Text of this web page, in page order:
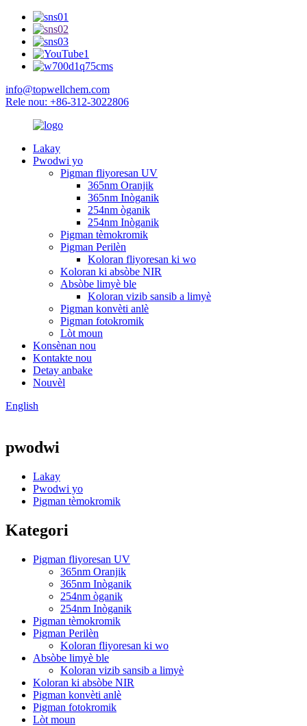
info@topwellchem.com
Rele nou: +86-312-3022806
Lakay
Pwodwi yo
Pigman fliyoresan UV
365nm Oranjik
365nm Inòganik
254nm òganik
254nm Inòganik
Pigman tèmokromik
Pigman Perilèn
Koloran fliyoresan ki wo
Koloran ki absòbe NIR
Absòbe limyè ble
Koloran vizib sansib a limyè
Pigman konvèti anlè
Pigman fotokromik
Lòt moun
Konsènan nou
Kontakte nou
Detay anbake
Nouvèl
English
pwodwi
Lakay
Pwodwi yo
Pigman tèmokromik
Kategori
Pigman fliyoresan UV
365nm Oranjik
365nm Inòganik
254nm òganik
254nm Inòganik
Pigman tèmokromik
Pigman Perilèn
Koloran fliyoresan ki wo
Absòbe limyè ble
Koloran vizib sansib a limyè
Koloran ki absòbe NIR
Pigman konvèti anlè
Pigman fotokromik
Lòt moun